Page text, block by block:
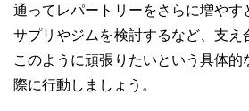
通ってレパートリーをさらに増やす
サプリやジムを検討するなど、支え
このように頑張りたいという具体的
際に行動しましょう。